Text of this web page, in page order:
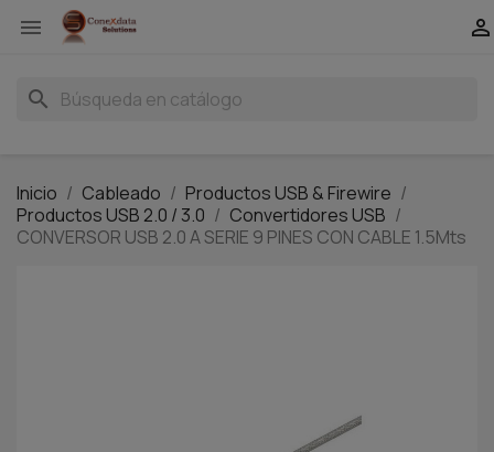
 
search
Inicio Cableado
Productos USB & Firewire
Productos USB 2.0 / 3.0
Convertidores USB
CONVERSOR USB 2.0 A SERIE 9 PINES CON CABLE 1.5Mts